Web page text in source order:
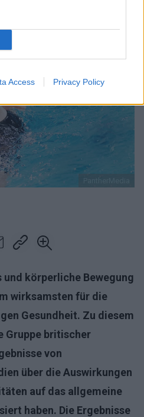
Access Privacy Policy
körperliche Bewegung
wirksamsten für die
Gesundheit. Zu diesem
Gruppe britischer
von
über die Auswirkungen
auf das allgemeine
haben. Die Ergebnisse